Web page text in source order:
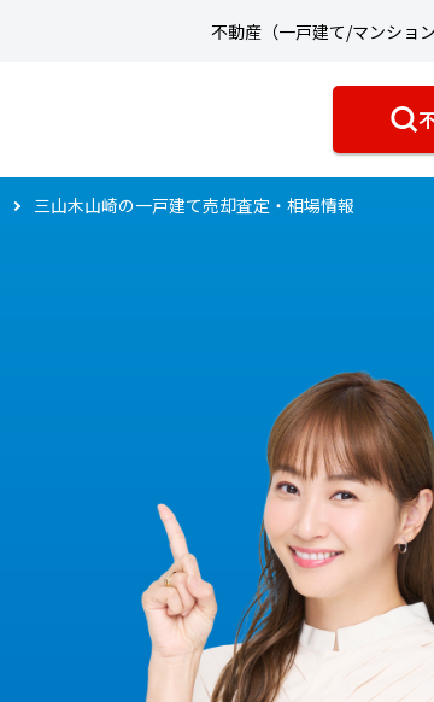
不動産（一戸建て/マンショ
三山木山崎の一戸建て売却査定・相場情報